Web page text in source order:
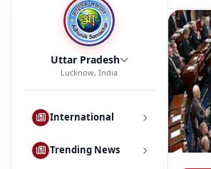
Uttar Pradesh
Lucknow, India
International
Trending News